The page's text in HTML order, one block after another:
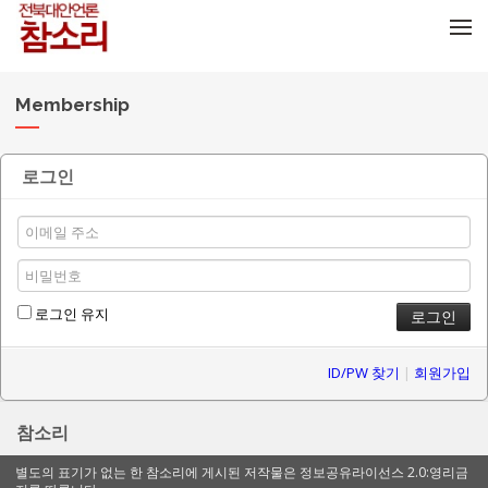
Membership
로그인
로그인 유지
ID/PW 찾기 | 회원가입
참소리
별도의 표기가 없는 한 참소리에 게시된 저작물은 정보공유라이선스 2.0:영리금